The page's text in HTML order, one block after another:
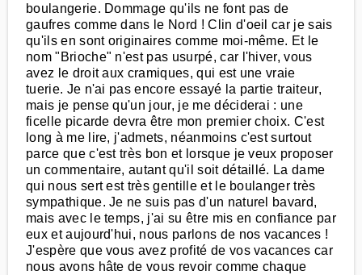
boulangerie. Dommage qu'ils ne font pas de
gaufres comme dans le Nord ! Clin d'oeil car je sais
qu'ils en sont originaires comme moi-même. Et le
nom "Brioche" n'est pas usurpé, car l'hiver, vous
avez le droit aux cramiques, qui est une vraie
tuerie. Je n'ai pas encore essayé la partie traiteur,
mais je pense qu'un jour, je me déciderai : une
ficelle picarde devra être mon premier choix. C'est
long à me lire, j'admets, néanmoins c'est surtout
parce que c'est très bon et lorsque je veux proposer
un commentaire, autant qu'il soit détaillé. La dame
qui nous sert est très gentille et le boulanger très
sympathique. Je ne suis pas d'un naturel bavard,
mais avec le temps, j'ai su être mis en confiance par
eux et aujourd'hui, nous parlons de nos vacances !
J'espère que vous avez profité de vos vacances car
nous avons hâte de vous revoir comme chaque